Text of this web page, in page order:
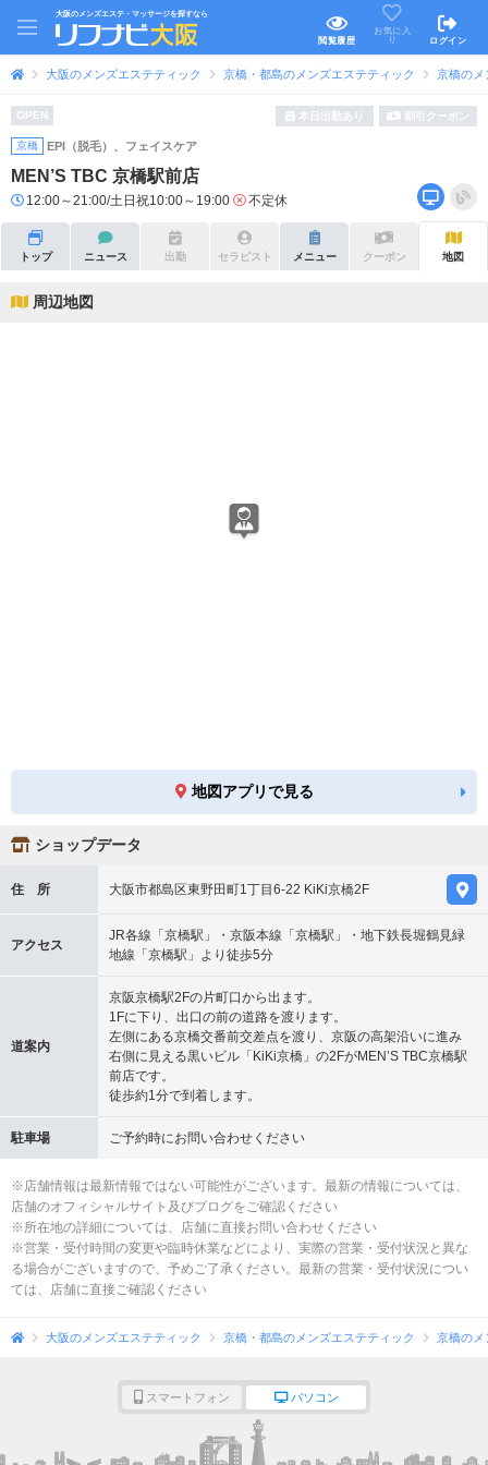
大阪のメンズエステ・マッサージを探すなら
閲覧履歴
お気に入
り
ログイン
大阪のメンズエステティック 京橋・都島のメンズエステティック 京橋のメ
OPEN 本日出勤あり 割引クーポン
京橋 EPI（脱毛）、フェイスケア
MEN’S TBC 京橋駅前店
12:00～21:00/土日祝10:00～19:00 不定休
トップ ニュース 出勤 セラピスト メニュー クーポン 地図
周辺地図
地図アプリで見る
ショップデータ
住 所 大阪市都島区東野田町1丁目6-22 KiKi京橋2F
アクセス
JR各線「京橋駅」・京阪本線「京橋駅」・地下鉄長堀鶴見緑
地線「京橋駅」より徒歩5分
道案内
京阪京橋駅2Fの片町口から出ます。
1Fに下り、出口の前の道路を渡ります。
左側にある京橋交番前交差点を渡り、京阪の高架沿いに進み
右側に見える黒いビル「KiKi京橋」の2FがMEN’S TBC京橋駅
前店です。
徒歩約1分で到着します。
駐車場 ご予約時にお問い合わせください
※店舗情報は最新情報ではない可能性がございます。最新の情報については、
店舗のオフィシャルサイト及びブログをご確認ください
※所在地の詳細については、店舗に直接お問い合わせください
※営業・受付時間の変更や臨時休業などにより、実際の営業・受付状況と異な
る場合がございますので、予めご了承ください。最新の営業・受付状況につい
ては、店舗に直接ご確認ください
大阪のメンズエステティック 京橋・都島のメンズエステティック 京橋のメ
スマートフォン パソコン